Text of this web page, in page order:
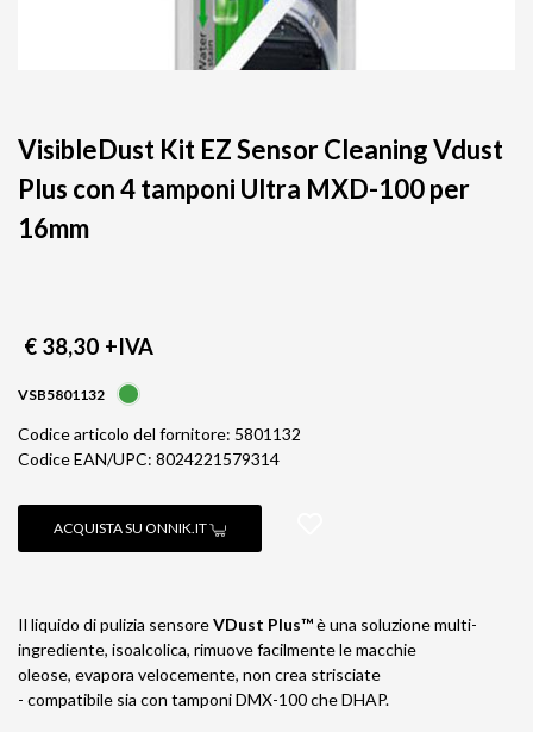
VisibleDust Kit EZ Sensor Cleaning Vdust
Plus con 4 tamponi Ultra MXD-100 per
16mm
€ 38,30 +IVA
VSB5801132
Codice articolo del fornitore: 5801132
Codice EAN/UPC: 8024221579314
ACQUISTA SU ONNIK.IT
Il liquido di pulizia sensoreVDust Plus™è una soluzione multi-
ingrediente, isoalcolica, rimuove facilmente le macchie
oleose, evapora velocemente, non crea strisciate
- compatibile sia con tamponi DMX-100 che DHAP.